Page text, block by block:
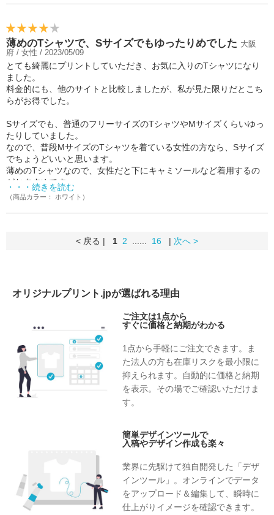
薄めのTシャツで、Sサイズでもゆったりめでした 大阪
府 / 女性 / 2023/05/09
とても綺麗にプリントしていただき、お気に入りのTシャツになり
ました。
料金的にも、他のサイトと比較しましたが、私が見た限りだとこち
らがお得でした。
Sサイズでも、普通のフリーサイズのTシャツやMサイズくらいゆっ
たりしていました。
なので、普段MサイズのTシャツを着ている女性の方なら、Sサイズ
でちょうどいいと思います。
薄めのTシャツなので、女性だと下にキャミソールなど着用するの
がおすすめです。
・・・続きを読む
（商品カラー： ホワイト）
< 戻る | 1 2 16 | 次へ >
オリジナルプリント.jpが選ばれる理由
ご注文は1点から
すぐに価格と納期がわかる
1点から手軽にご注文できます。ま
た法人の方も在庫リスクを最小限に
抑えられます。自動的に価格と納期
を表示。その場でご確認いただけま
す。
簡単デザインツールで
入稿やデザイン作成も楽々
業界に先駆けて独自開発した「デザ
インツール」。オンラインでデータ
をアップロード＆編集して、瞬時に
仕上がりイメージを確認できます。